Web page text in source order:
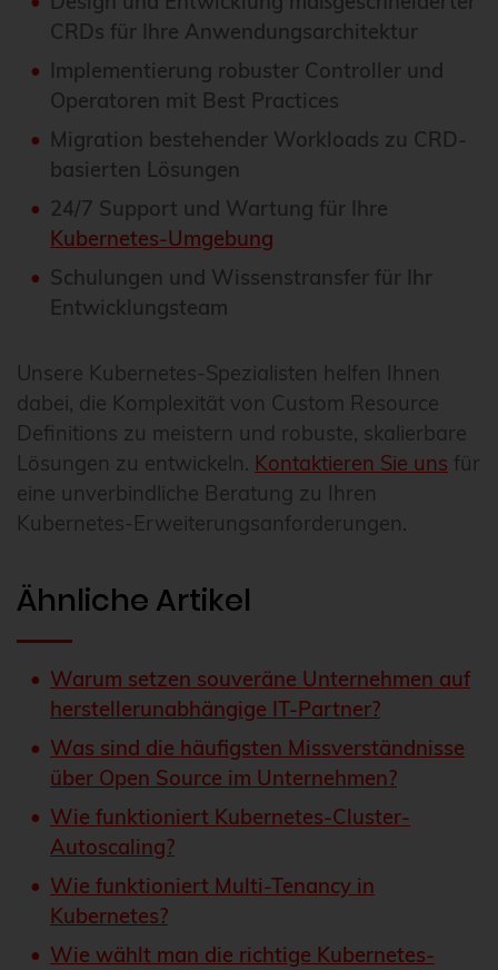
CRDs für Ihre Anwendungsarchitektur
Implementierung robuster Controller und
Operatoren mit Best Practices
Migration bestehender Workloads zu CRD-
basierten Lösungen
24/7 Support und Wartung für Ihre
Kubernetes-Umgebung
Schulungen und Wissenstransfer für Ihr
Entwicklungsteam
Unsere Kubernetes-Spezialisten helfen Ihnen
dabei, die Komplexität von Custom Resource
Definitions zu meistern und robuste, skalierbare
Lösungen zu entwickeln. Kontaktieren Sie uns für
eine unverbindliche Beratung zu Ihren
Kubernetes-Erweiterungsanforderungen.
Ähnliche Artikel
Warum setzen souveräne Unternehmen auf
herstellerunabhängige IT-Partner?
Was sind die häufigsten Missverständnisse
über Open Source im Unternehmen?
Wie funktioniert Kubernetes-Cluster-
Autoscaling?
Wie funktioniert Multi-Tenancy in
Kubernetes?
Wie wählt man die richtige Kubernetes-